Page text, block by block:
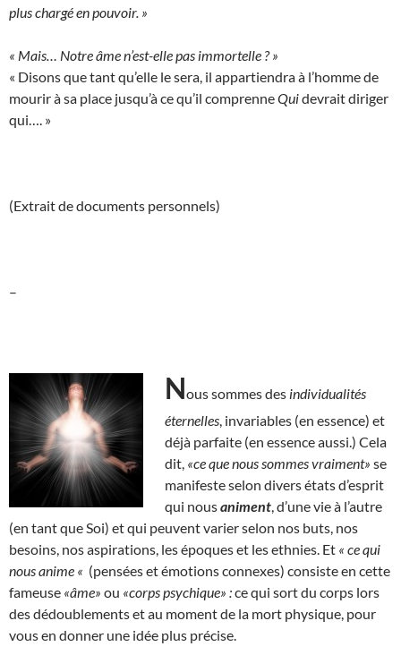
plus chargé en pouvoir. »
« Mais… Notre âme n’est-elle pas immortelle ? »
« Disons que tant qu’elle le sera, il appartiendra à l’homme de
mourir à sa place jusqu’à ce qu’il comprenneQuidevrait diriger
qui…. »
(Extrait de documents personnels)
–
Nous sommes des individualités
éternelles , invariables (en essence) et
déjà parfaite (en essence aussi.) Cela
dit, «ce que nous sommes vraiment» se
manifeste selon divers états d’esprit
qui nousaniment , d’une vie à l’autre
(en tant que Soi) et qui peuvent varier selon nos buts, nos
besoins, nos aspirations, les époques et les ethnies. Et « ce qui
nous anime « (pensées et émotions connexes) consiste en cette
fameuse «âme» ou «corps psychique» :ce qui sort du corps lors
des dédoublements et au moment de la mort physique, pour
vous en donner une idée plus précise.